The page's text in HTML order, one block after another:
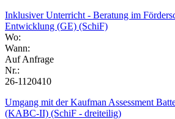
Inklusiver Unterricht - Beratung im
Entwicklung (GE) (SchiF)
Wo:
Wann:
Auf Anfrage
Nr.:
26-1120410
Umgang mit der Kaufman Assessment
(KABC-II) (SchiF - dreiteilig)